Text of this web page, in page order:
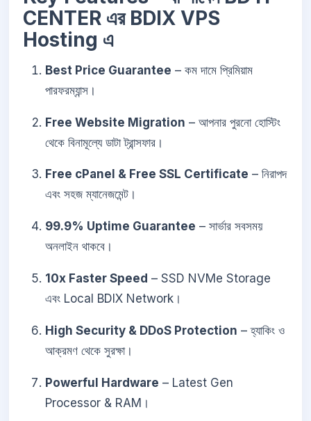
CENTER এর BDIX VPS
Hosting এ
Best Price Guarantee – কম দামে প্রিমিয়াম
পারফরম্যান্স।
Free Website Migration – আপনার পুরনো হোস্টিং
থেকে বিনামূল্যে ডাটা ট্রান্সফার।
Free cPanel & Free SSL Certificate – নিরাপদ
এবং সহজ ম্যানেজমেন্ট।
99.9% Uptime Guarantee – সার্ভার সবসময়
অনলাইন থাকবে।
10x Faster Speed – SSD NVMe Storage
এবং Local BDIX Network।
High Security & DDoS Protection – হ্যাকিং ও
আক্রমণ থেকে সুরক্ষা।
Powerful Hardware – Latest Gen
Processor & RAM।